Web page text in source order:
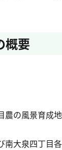
概要
農の風景育成
南大泉四丁目